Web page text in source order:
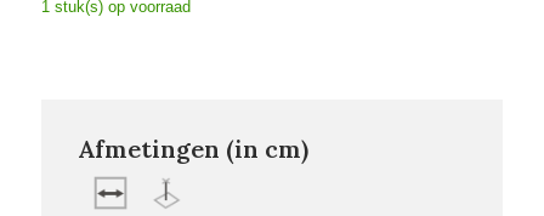
1 stuk(s) op voorraad
Afmetingen (in cm)